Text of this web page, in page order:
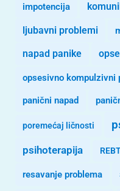
impotencija
ljubavni problemi
napad panike
opsesivno kompulzivni
panični napad
poremećaj ličnosti
psihoterapija
resavanje problema